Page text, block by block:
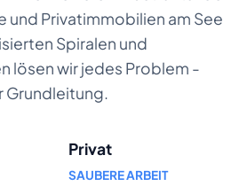
und Privatimmobilien am See
Spiralen und
lösen wir jedes Problem -
Grundleitung.
Privat
SAUBERE ARBEIT